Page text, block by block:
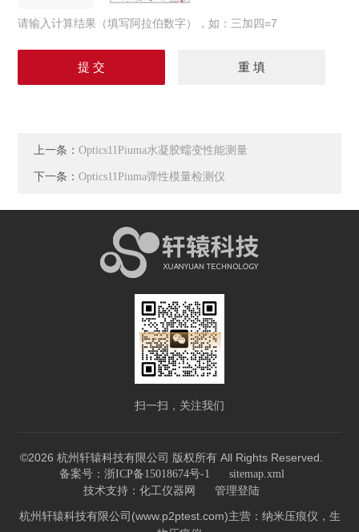
请输入计算结果（填写阿拉伯数字），如：三加四=7
上一条：Optics11Piuma水凝胶蠕变性能测量
下一条：Optics11Piuma弹性模量检测仪
扫一扫，关注我们
©2026 杭州轩辕科技有限公司 版权所有 All Rights Reserved.
备案号：浙ICP备15018674号-1 sitemap.xml
技术支持： 化工仪器网 管理登陆
杭州轩辕科技有限公司(www.p2ptest.com)主营：纳米压痕仪，生